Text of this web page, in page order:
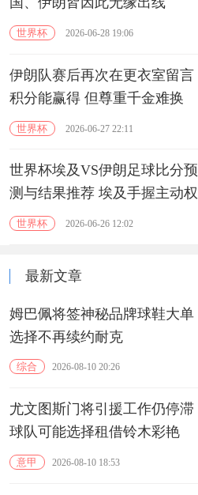
世界杯 2026-06-28 19:06
伊朗队赛后再次在更衣室留言
积分能赢得 但尊重千金难换
世界杯 2026-06-27 22:11
世界杯埃及VS伊朗足球比分预
测与结果推荐 埃及手握主动权
世界杯 2026-06-26 12:02
最新文章
姆巴佩将签神秘品牌球鞋大单
选择不再续约耐克
综合 2026-08-10 20:26
尤文图斯门将引援工作仍停滞
球队可能选择租借铃木彩艳
意甲 2026-08-10 18:53